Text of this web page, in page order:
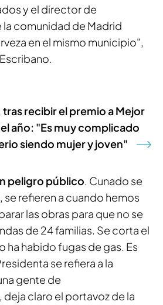
y el director de
comunidad de Madrid
en el mismo municipio",
tras recibir el premio a Mejor
año: "Es muy complicado
siendo mujer y joven"
peligro público. Cunado se
se refieren a cuando hemos
las obras para que no se
de 24 familias. Se corta el
ha habido fugas de gas. Es
se refiera a la
gente de
claro el portavoz de la